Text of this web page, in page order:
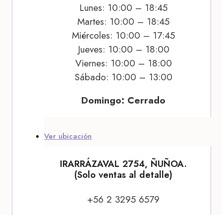
Lunes: 10:00 – 18:45
Martes: 10:00 – 18:45
Miércoles: 10:00 – 17:45
Jueves: 10:00 – 18:00
Viernes: 10:00 – 18:00
Sábado: 10:00 – 13:00
Domingo: Cerrado
Ver ubicación
IRARRÁZAVAL 2754, ÑUÑOA.
(Solo ventas al detalle)
+56 2 3295 6579